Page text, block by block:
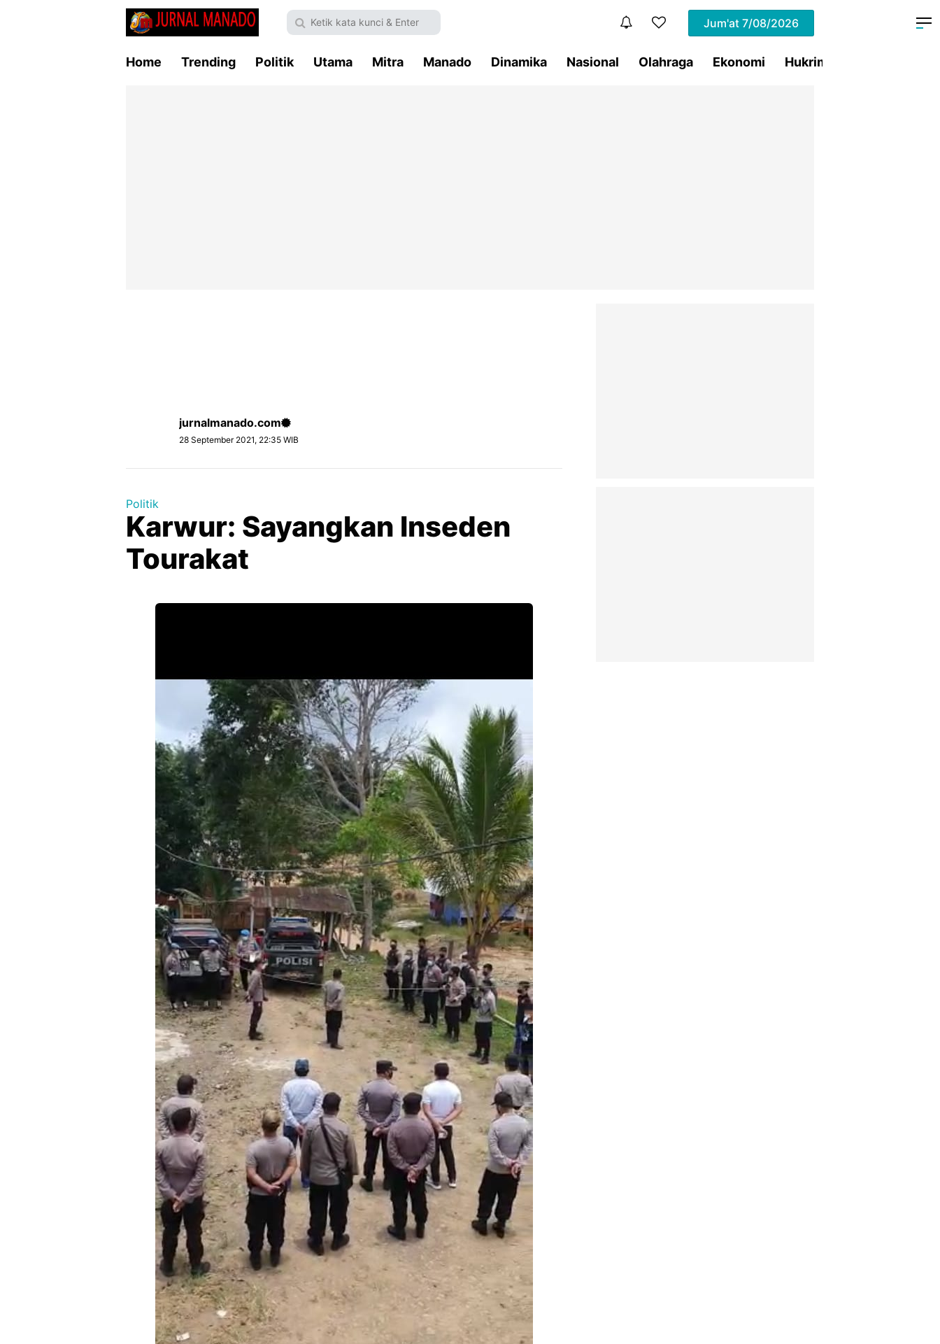
Jum'at 7/08/2026
Home Trending Politik Utama Mitra Manado Dinamika Nasional Olahraga Ekonomi Hukrim
jurnalmanado.com
28 September 2021, 22:35 WIB
Politik
Karwur: Sayangkan Inseden
Tourakat